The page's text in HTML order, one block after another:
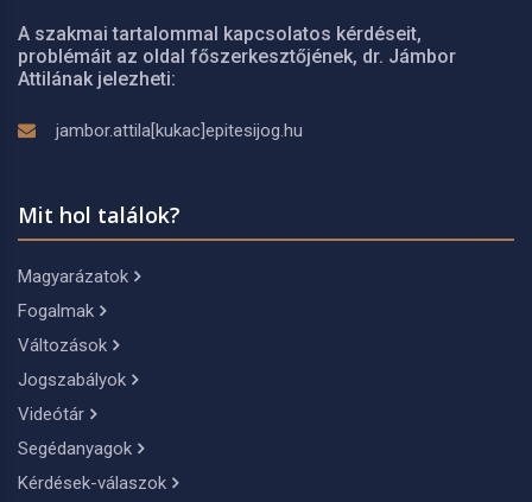
A szakmai tartalommal kapcsolatos kérdéseit,
problémáit az oldal főszerkesztőjének, dr. Jámbor
Attilának jelezheti:
jambor.attila[kukac]epitesijog.hu
Mit hol találok?
Magyarázatok
Fogalmak
Változások
Jogszabályok
Videótár
Segédanyagok
Kérdések-válaszok